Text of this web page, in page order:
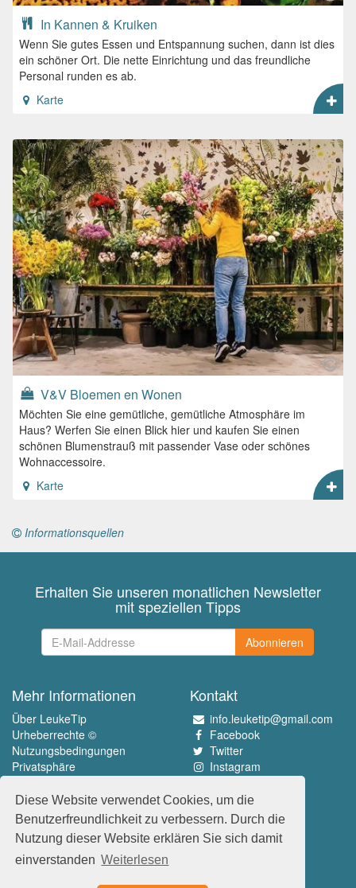
Diese Website verwendet Cookies, um die
Benutzerfreundlichkeit zu verbessern. Durch die
Nutzung dieser Website erklären Sie sich damit
einverstanden Weiterlesen
In Kannen & Kruiken
Wenn Sie gutes Essen und Entspannung suchen, dann ist dies
ein schöner Ort. Die nette Einrichtung und das freundliche
Personal runden es ab.
Karte
V&V Bloemen en Wonen
Möchten Sie eine gemütliche, gemütliche Atmosphäre im
Haus? Werfen Sie einen Blick hier und kaufen Sie einen
schönen Blumenstrauß mit passender Vase oder schönes
Wohnaccessoire.
Karte
Informationsquellen
Erhalten Sie unseren monatlichen Newsletter
mit speziellen Tipps
Abonnieren
Mehr Informationen
Über LeukeTip
Urheberrechte ©
Nutzungsbedingungen
Privatsphäre
Kontakt
info.leuketip@gmail.com
Facebook
Twitter
Instagram
Erleben Sie das Beste
www.leuketip.nl
www.leuketip.com
www.leuketip.de